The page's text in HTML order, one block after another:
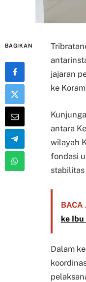
BAGIKAN
jajaran
ke
antara
wilayah
fondasi
stabilitas
BACA
ke
Dalam